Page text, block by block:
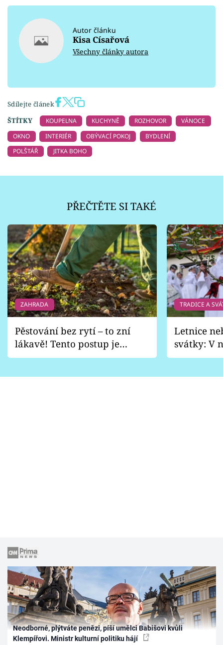
Autor článku
Kisa Císařová
Všechny články autora
Sdílejte článek
ŠTÍTKY
KOUPELNA KUCHYNĚ ROZHOVOR
VÁNOCE
OKNO
INTERIÉR OBÝVACÍ POKOJ
BYDLENÍ
POLŠTÁŘ
JITKA BOHO
PŘEČTĚTE SI TAKÉ
ZAHRADA
Pěstování bez rytí – to zní
lákavě! Tento postup je
vhodný jen pro některé
TRADICE A
Letnice
svátky: V
pondělí
Neodborné, plýtváte penězi, píší umělci Babišovi kvůli
Klempířovi. Ministr kulturní politiku hájí